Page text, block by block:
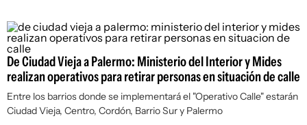
De Ciudad Vieja a Palermo: Ministerio del Interior y Mides
realizan operativos para retirar personas en situación de calle
Entre los barrios donde se implementará el "Operativo Calle" estarán
Ciudad Vieja, Centro, Cordón, Barrio Sur y Palermo